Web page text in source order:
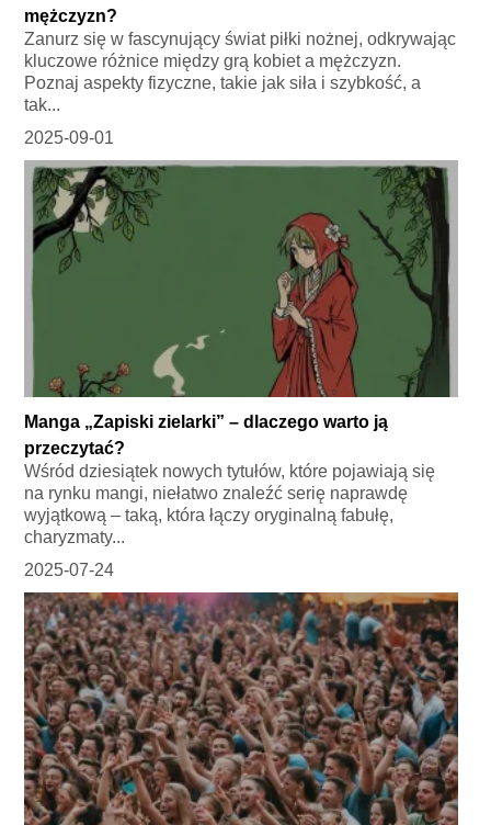
mężczyzn?
Zanurz się w fascynujący świat piłki nożnej, odkrywając
kluczowe różnice między grą kobiet a mężczyzn.
Poznaj aspekty fizyczne, takie jak siła i szybkość, a
tak...
2025-09-01
Manga „Zapiski zielarki” – dlaczego warto ją
przeczytać?
Wśród dziesiątek nowych tytułów, które pojawiają się
na rynku mangi, niełatwo znaleźć serię naprawdę
wyjątkową – taką, która łączy oryginalną fabułę,
charyzmaty...
2025-07-24